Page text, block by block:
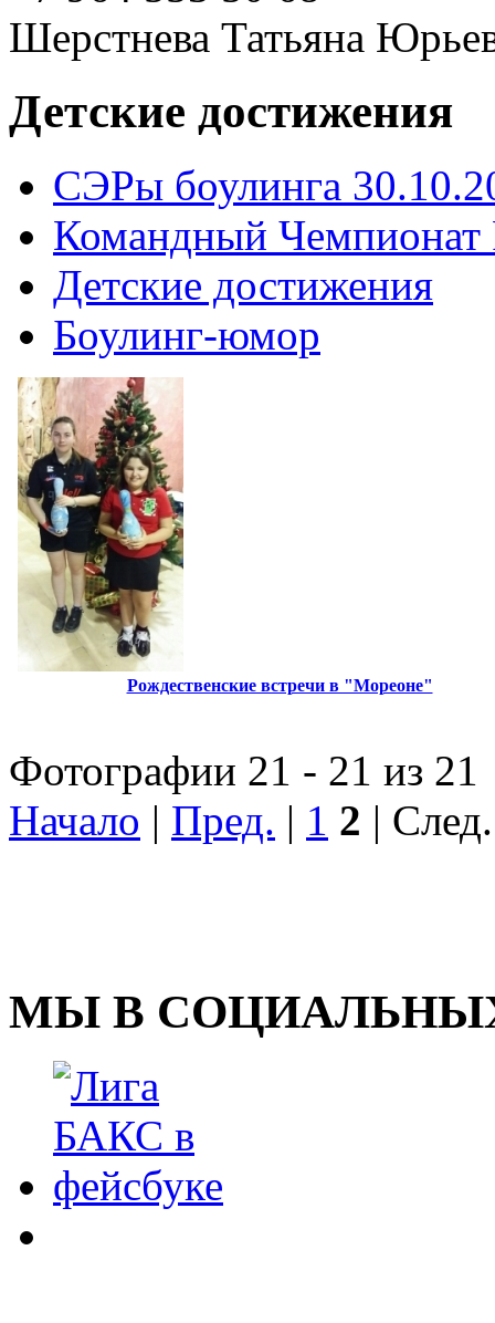
Шерстнева Татьяна
Детские достижения
СЭРы боулинга
Командный
Детские достижения
Боулинг-юмор
Рождественские встречи в "Мореоне"
Фотографии 21 - 21 из 21
Начало | Пред. | 1 2 |
МЫ В